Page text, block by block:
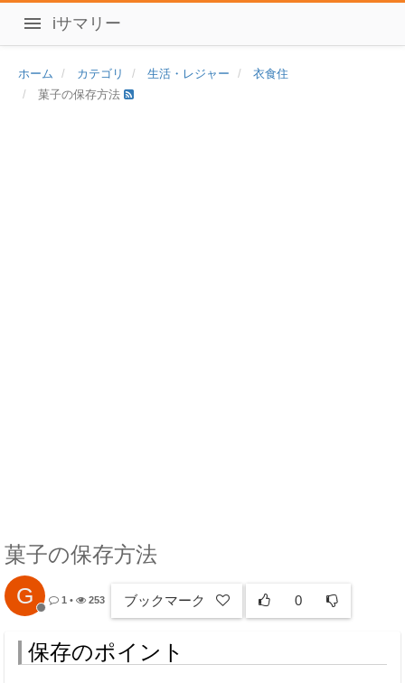
iサマリー
ホーム カテゴリ 生活・レジャー
衣食住
菓子の保存方法
菓子の保存方法
G 1 • 253 ブックマーク 0
保存のポイント